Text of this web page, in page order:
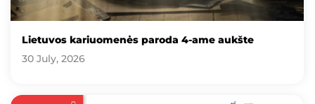
Lietuvos kariuomenės paroda 4-ame aukšte
30 July, 2026